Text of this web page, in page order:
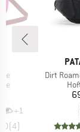
+1
(4)
Artikel
Dirt